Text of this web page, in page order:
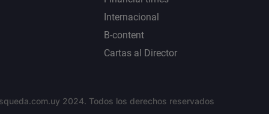
Internacional
B-content
Cartas al Director
2024. Todos los derechos reservados